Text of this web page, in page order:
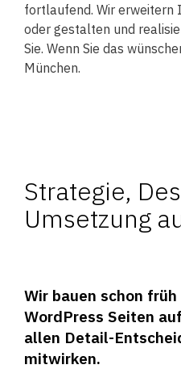
fortlaufend. Wir erweitern
oder gestalten und
Sie. Wenn Sie das
München.
Strategie,
Umsetzung
Wir bauen schon
WordPress Seiten
allen Detail-
mitwirken.